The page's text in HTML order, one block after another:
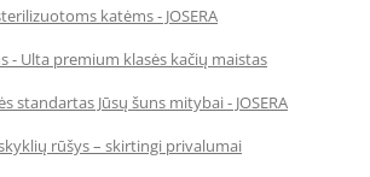
katėms - JOSERA
- Ulta premium klasės kačių maistas
standartas Jūsų šuns mitybai - JOSERA
rūšys – skirtingi privalumai